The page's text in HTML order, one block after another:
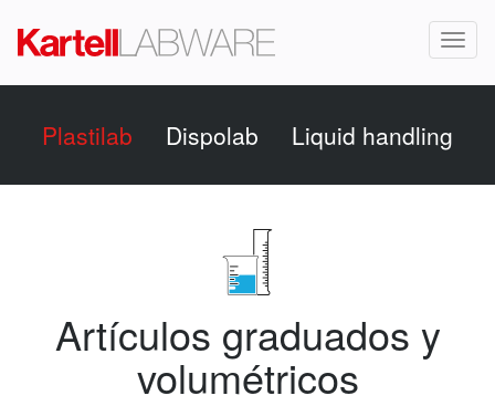
Plastilab Dispolab Liquid handling
Artículos graduados y
volumétricos